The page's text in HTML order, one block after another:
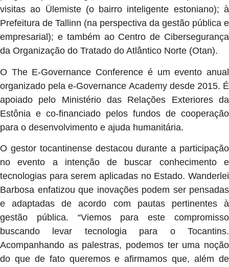
visitas ao Ülemiste (o bairro inteligente estoniano); à
Prefeitura de Tallinn (na perspectiva da gestão pública e
empresarial); e também ao Centro de Cibersegurança
da Organização do Tratado do Atlântico Norte (Otan).
O The E-Governance Conference é um evento anual
organizado pela e-Governance Academy desde 2015. É
apoiado pelo Ministério das Relações Exteriores da
Estônia e co-financiado pelos fundos de cooperação
para o desenvolvimento e ajuda humanitária.
O gestor tocantinense destacou durante a participação
no evento a intenção de buscar conhecimento e
tecnologias para serem aplicadas no Estado. Wanderlei
Barbosa enfatizou que inovações podem ser pensadas
e adaptadas de acordo com pautas pertinentes à
gestão pública. “Viemos para este compromisso
buscando levar tecnologia para o Tocantins.
Acompanhando as palestras, podemos ter uma noção
do que de fato queremos e afirmamos que, além de